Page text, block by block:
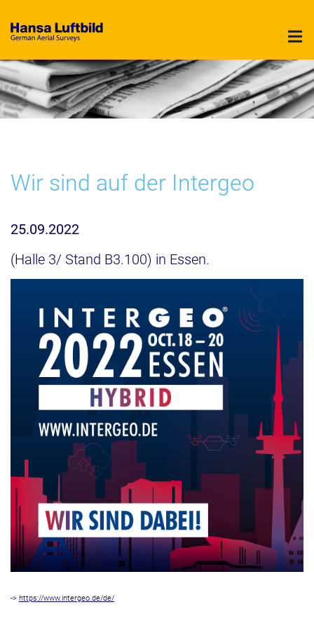
Wir sind auf der Intergeo
25.09.2022
(Halle 3/ Stand B3.100) in Essen.
-> https://www.intergeo.de/de/